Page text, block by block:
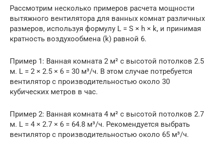
Рассмотрим несколько примеров расчета мощности
вытяжного вентилятора для ванных комнат различных
размеров, используя формулу L = S × h × k, и принимая
кратность воздухообмена (k) равной 6.
Пример 1: Ванная комната 2 м² с высотой потолков 2.5
м. L = 2 × 2.5 × 6 = 30 м³/ч. В этом случае потребуется
вентилятор с производительностью около 30
кубических метров в час.
Пример 2: Ванная комната 4 м² с высотой потолков 2.7
м. L = 4 × 2.7 × 6 = 64.8 м³/ч. Рекомендуется выбрать
вентилятор с производительностью около 65 м³/ч.